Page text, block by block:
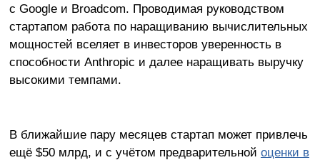
с Google и Broadcom. Проводимая руководством
стартапом работа по наращиванию вычислительных
мощностей вселяет в инвесторов уверенность в
способности Anthropic и далее наращивать выручку
высокими темпами.
В ближайшие пару месяцев стартап может привлечь
ещё $50 млрд, и с учётом предварительной оценки в